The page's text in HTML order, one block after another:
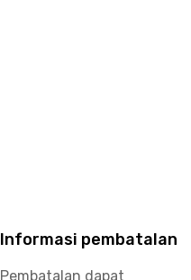
Informasi pembatalan
Pembatalan dapat